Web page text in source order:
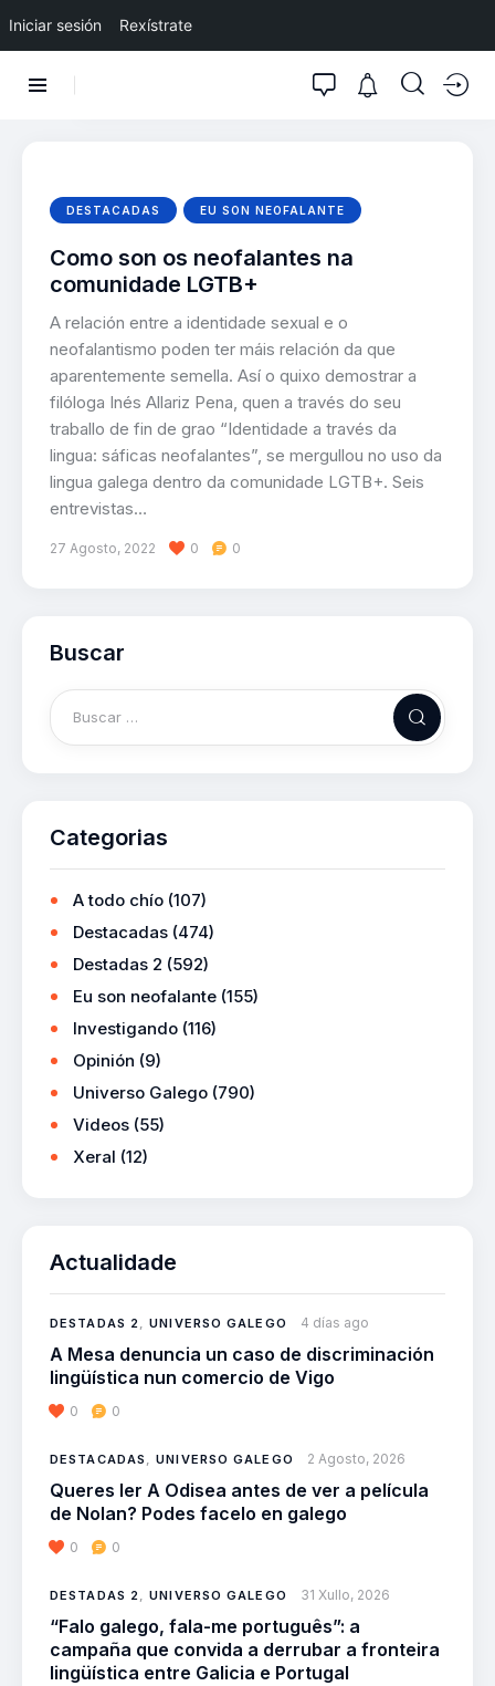
Iniciar sesión Rexístrate
DESTACADAS EU SON NEOFALANTE
Como son os neofalantes na
comunidade LGTB+
A relación entre a identidade sexual e o
neofalantismo poden ter máis relación da que
aparentemente semella. Así o quixo demostrar a
filóloga Inés Allariz Pena, quen a través do seu
traballo de fin de grao “Identidade a través da
lingua: sáficas neofalantes”, se mergullou no uso da
lingua galega dentro da comunidade LGTB+. Seis
entrevistas…
27 Agosto, 2022 0 0
Buscar
Categorias
A todo chío (107)
Destacadas (474)
Destadas 2 (592)
Eu son neofalante (155)
Investigando (116)
Opinión (9)
Universo Galego (790)
Videos (55)
Xeral (12)
Actualidade
DESTADAS 2,UNIVERSO GALEGO 4 días ago
A Mesa denuncia un caso de discriminación
lingüística nun comercio de Vigo
0 0
DESTACADAS ,UNIVERSO GALEGO 2 Agosto, 2026
Queres ler A Odisea antes de ver a película
de Nolan? Podes facelo en galego
0 0
DESTADAS 2,UNIVERSO GALEGO 31 Xullo, 2026
“Falo galego, fala-me português”: a
campaña que convida a derrubar a fronteira
lingüística entre Galicia e Portugal